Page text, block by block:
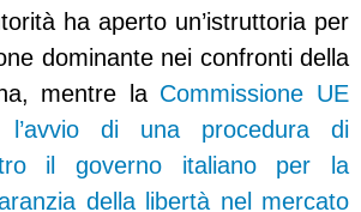
ha aperto un’istruttoria per
dominante nei confronti della
mentre la Commissione UE
l’avvio di una procedura di
il governo italiano per la
della libertà nel mercato